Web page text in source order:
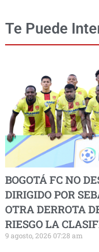
Te Puede
BOGOTÁ FC NO
DIRIGIDO POR
OTRA DERROTA
RIESGO LA
9 agosto, 2026 07:28 am